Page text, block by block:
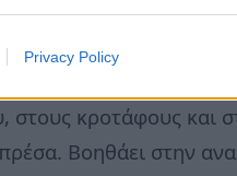
Privacy Policy
στους κροτάφους και
Βοηθάει στην